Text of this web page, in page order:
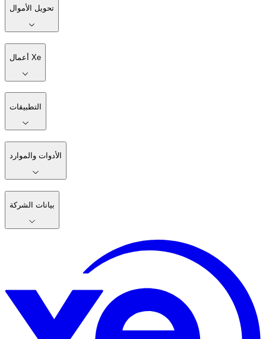
تحويل الأموال
أعمال Xe
التطبيقات
الأدوات والموارد
بيانات الشركة